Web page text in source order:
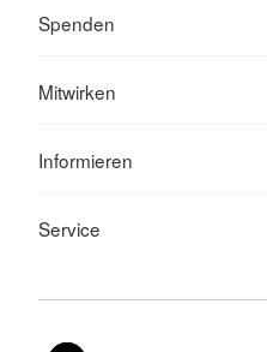
Spenden
Mitwirken
Informieren
Service
Sprache wechseln zu